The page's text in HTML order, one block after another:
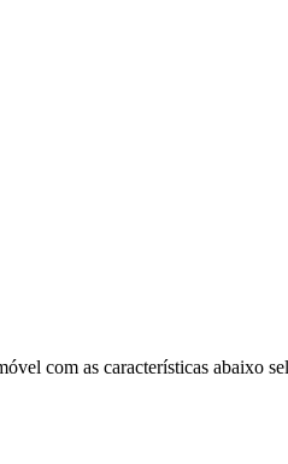
com as características abaixo